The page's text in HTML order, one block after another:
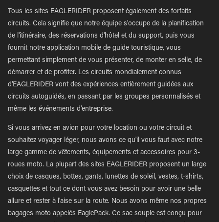
Tous les sites EAGLERIDER proposent également des forfaits
circuits. Cela signifie que notre équipe s'occupe de la planification
de l'itinéraire, des réservations d'hôtel et du support, puis vous
fournit notre application mobile de guide touristique, vous
permettant simplement de vous présenter, de monter en selle, de
démarrer et de profiter. Les circuits mondialement connus
d'EAGLERIDER vont des expériences entièrement guidées aux
circuits autoguidés, en passant par les groupes personnalisés et
même les événements d'entreprise.
Si vous arrivez en avion pour votre location ou votre circuit et
souhaitez voyager léger, nous avons ce qu'il vous faut avec notre
large gamme de vêtements, équipements et accessoires pour 3-
roues moto. La plupart des sites EAGLERIDER proposent un large
choix de casques, bottes, gants, lunettes de soleil, vestes, t-shirts,
casquettes et tout ce dont vous avez besoin pour avoir une belle
allure et rester à l'aise sur la route. Nous avons même nos propres
bagages moto appelés EaglePack. Ce sac souple est conçu pour